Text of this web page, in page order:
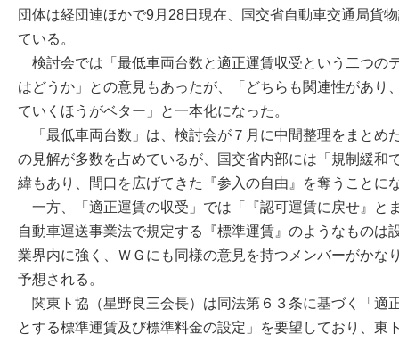
団体は経団連ほかで9月28日現在、国交省自動車交通局貨
ている。
検討会では「最低車両台数と適正運賃収受という二つの
はどうか」との意見もあったが、「どちらも関連性があり
ていくほうがベター」と一本化になった。
「最低車両台数」は、検討会が７月に中間整理をまとめ
の見解が多数を占めているが、国交省内部には「規制緩和
緯もあり、間口を広げてきた『参入の自由』を奪うことに
一方、「適正運賃の収受」では「『認可運賃に戻せ』と
自動車運送事業法で規定する『標準運賃』のようなものは
業界内に強く、ＷＧにも同様の意見を持つメンバーがかな
予想される。
関東ト協（星野良三会長）は同法第６３条に基づく「適
とする標準運賃及び標準料金の設定」を要望しており、東